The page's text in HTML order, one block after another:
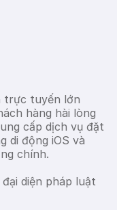
trực tuyến lớn
hàng hài lòng
cấp dịch vụ đặt
di động iOS và
chính.
diện pháp luật